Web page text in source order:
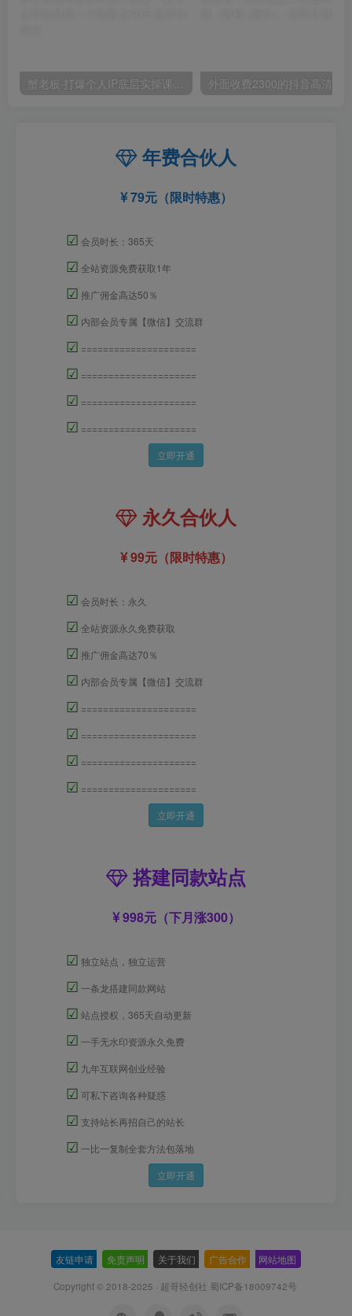
蟹老板·打爆个人IP底层实操课，教你成熟专业的打造IP技能，全方位带你做成一个能商业化IP
年费合伙人
79元（限时特惠）
☑ 会员时长：365天
☑ 全站资源免费获取1年
☑ 推广佣金高达50％
☑ 内部会员专属【微信】交流群
☑ =====================
☑ =====================
☑ =====================
☑ =====================
立即开通
永久合伙人
99元（限时特惠）
☑ 会员时长：永久
☑ 全站资源永久免费获取
☑ 推广佣金高达70％
☑ 内部会员专属【微信】交流群
☑ =====================
☑ =====================
☑ =====================
☑ =====================
立即开通
搭建同款站点
998元（下月涨300）
☑ 独立站点，独立运营
☑ 一条龙搭建同款网站
☑ 站点授权，365天自动更新
☑ 一手无水印资源永久免费
☑ 九年互联网创业经验
☑ 可私下咨询各种疑惑
☑ 支持站长再招自己的站长
☑ 一比一复制全套方法包落地
立即开通
友链申请 免责声明 关于我们 广告合作 网站地图
Copyright © 2018-2025 · 超哥轻创社 蜀ICP备18009742号